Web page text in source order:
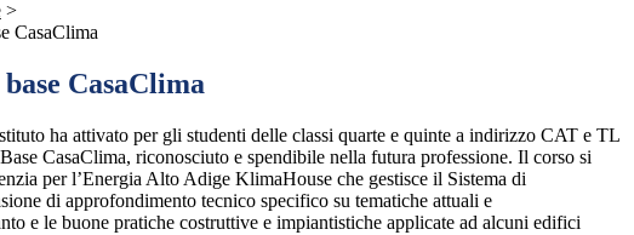
>
CasaClima
CasaClima
ha attivato per gli studenti delle classi quarte e quinte a indirizzo CAT e TL
CasaClima, riconosciuto e spendibile nella futura professione. Il corso si
per l’Energia Alto Adige KlimaHouse che gestisce il Sistema di
di approfondimento tecnico specifico su tematiche attuali e
e le buone pratiche costruttive e impiantistiche applicate ad alcuni edifici